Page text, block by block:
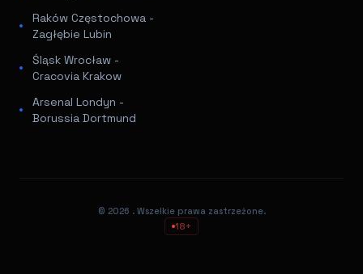
Raków Częstochowa -
Zagłębie Lubin
Śląsk Wrocław -
Cracovia Krakow
Arsenal Londyn -
Borussia Dortmund
© 2026 . Wszelkie prawa zastrzeżone.
18+